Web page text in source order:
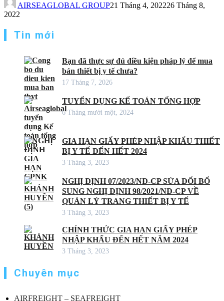
AIRSEAGLOBAL GROUP21 Tháng 4, 202226 Tháng 8,
2022
Tin mới
Bạn đã thực sự đủ điều kiện pháp lý để mua
bán thiết bị y tế chưa?
17 Tháng 7, 2026
TUYỂN DỤNG KẾ TOÁN TỔNG HỢP
6 Tháng mười một, 2024
GIA HẠN GIẤY PHÉP NHẬP KHẨU THIẾT
BỊ Y TẾ ĐẾN HẾT 2024
3 Tháng 3, 2023
NGHỊ ĐỊNH 07/2023/NĐ-CP SỬA ĐỔI BỔ
SUNG NGHỊ ĐỊNH 98/2021/NĐ-CP VỀ
QUẢN LÝ TRANG THIẾT BỊ Y TẾ
3 Tháng 3, 2023
CHÍNH THỨC GIA HẠN GIẤY PHÉP
NHẬP KHẨU ĐẾN HẾT NĂM 2024
3 Tháng 3, 2023
Chuyên mục
AIRFREIGHT – SEAFREIGHT